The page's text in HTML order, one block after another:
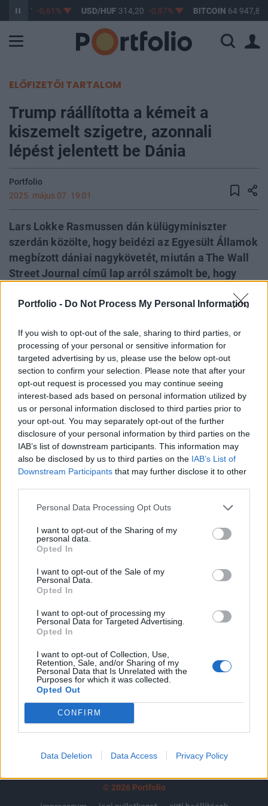
Portfolio - Do Not Process My Personal Information
If you wish to opt-out of the sale, sharing to third parties, or
processing of your personal or sensitive information for
targeted advertising by us, please use the below opt-out
section to confirm your selection. Please note that after your
opt-out request is processed you may continue seeing
interest-based ads based on personal information utilized by
us or personal information disclosed to third parties prior to
your opt-out. You may separately opt-out of the further
disclosure of your personal information by third parties on the
IAB’s list of downstream participants. This information may
also be disclosed by us to third parties on the IAB’s List of
Downstream Participants that may further disclose it to other
Personal Data Processing Opt Outs
I want to opt-out of the Sharing of my
personal data.
Opted In
I want to opt-out of the Sale of my
Personal Data.
Opted In
I want to opt-out of processing my
Personal Data for Targeted Advertising.
Opted In
I want to opt-out of Collection, Use,
Retention, Sale, and/or Sharing of my
Personal Data that Is Unrelated with the
Purposes for which it was collected.
Opted Out
CONFIRM
Data Deletion Data Access Privacy Policy
363,17 -0,61% USD/HUF 314,20 -0,87% BITCOIN 64 947,85
ELŐFIZETŐI TARTALOM
Trump ráállította a kémeit a
kiszemelt szigetre, azonnali
lépést jelentett be Dánia
Portfolio
2025. május 07. 19:01
Lars Lokke Rasmussen dán külügyminiszter
szerdán közölte, hogy beidézi az Egyesült Államok
megbízott dániai nagykövetét, miután a The Wall
Street Journal című lap arról számolt be, hogy
az amerikai hírszerző ügynökségeket, hogy
Reuters.
Olvastam a Wall Street Journal cikkét, és ez nagyon
aggaszt, mert mi nem kémkedünk a barátaink után –
mondta Rasmussen újságíróknak az uniós
külügyminiszterek varsói informális találkozóján. Behívjuk
az Egyesült Államok megbízott nagykövetét egy
megbeszélésre a külügyminisztériumba, hogy lássuk, meg
tudjuk-e erősíteni ezt az információt, amely némileg
nyugtalanító...
KEDVES OLVASÓNK!
tartozik, melynek olvasása előfizetéses
regisztrációhoz kötött.
Az előfizetés a következőket tartalmazza:
Portfolio.hu teljes cikkarchívum
kötéslistái
Előfizetés
MÁR ELŐFIZETŐNK VAGY?
© 2026 Portfolio